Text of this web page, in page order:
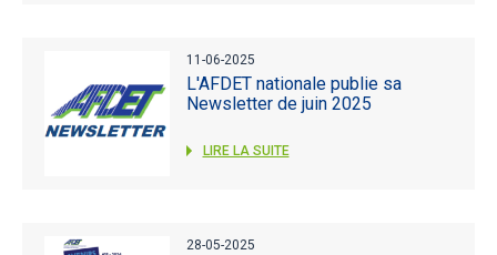
11-06-2025
L'AFDET nationale publie sa
Newsletter de juin 2025
LIRE LA SUITE
28-05-2025